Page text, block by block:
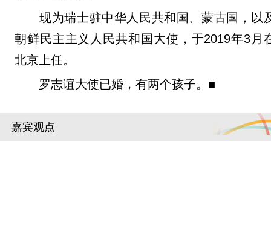
现为瑞士驻中华人民共和国、蒙古国，以
朝鲜民主主义人民共和国大使，于2019年3月
北京上任。
罗志谊大使已婚，有两个孩子。■
嘉宾观点